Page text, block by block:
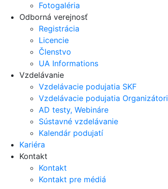
Fotogaléria
Odborná verejnosť
Registrácia
Licencie
Členstvo
UA Informations
Vzdelávanie
Vzdelávacie podujatia SKF
Vzdelávacie podujatia Organizátori
AD testy, Webináre
Sústavné vzdelávanie
Kalendár podujatí
Kariéra
Kontakt
Kontakt
Kontakt pre médiá